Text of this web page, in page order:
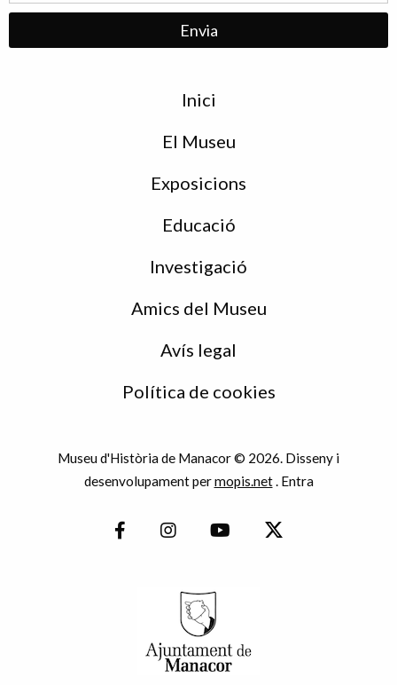
Inici
El Museu
Exposicions
Educació
Investigació
Amics del Museu
Avís legal
Política de cookies
Museu d'Història de Manacor © 2026. Disseny i
desenvolupament permopis.net. Entra